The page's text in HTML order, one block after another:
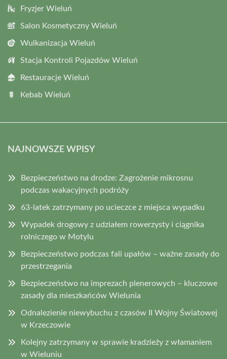
Fryzjer Wieluń
Salon Kosmetyczny Wieluń
Wulkanizacja Wieluń
Stacja Kontroli Pojazdów Wieluń
Restauracje Wieluń
Kebab Wieluń
NAJNOWSZE WPISY
Bezpieczeństwo na drodze: Zagrożenie mikrosnu
podczas wakacyjnych podróży
63-latek zatrzymany po ucieczce z miejsca wypadku
Wypadek drogowy z udziałem rowerzysty i ciągnika
rolniczego w Motylu
Bezpieczeństwo podczas fali upałów – ważne zasady do
przestrzegania
Bezpieczeństwo na imprezach plenerowych – kluczowe
zasady dla mieszkańców Wielunia
Odnalezienie niewybuchu z czasów II Wojny Światowej
w Krzeczowie
Kolejny zatrzymany w sprawie kradzieży z włamaniem
w Wieluniu